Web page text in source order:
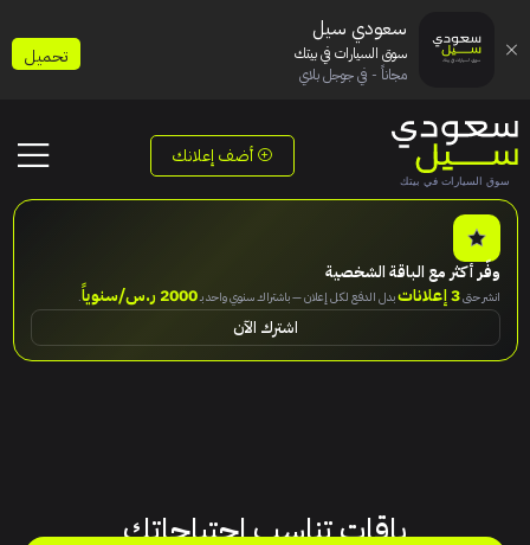
أضف إعلانك
وفّر أكثر مع الباقة الشخصية
انشر حتى3 إعلانات بدل الدفع لكل إعلان — باشتراك سنوي واحد بـ2000 ر.س/سنوياً .
اشترك الآن
باقات تناسب احتياجاتك
سعودي سيل
سوق السيارات في بيتك
مجاناً - في جوجل بلاي
تحميل